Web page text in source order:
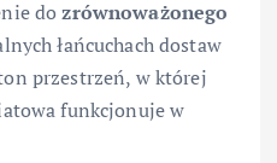
dozrównoważonego
łańcuchach dostaw
przestrzeń, w której
funkcjonuje w